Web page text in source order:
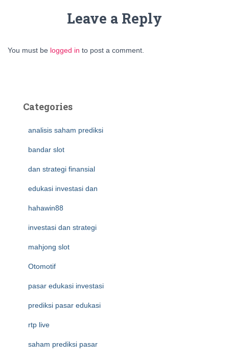
Leave a Reply
You must be logged in to post a comment.
Categories
analisis saham prediksi
bandar slot
dan strategi finansial
edukasi investasi dan
hahawin88
investasi dan strategi
mahjong slot
Otomotif
pasar edukasi investasi
prediksi pasar edukasi
rtp live
saham prediksi pasar